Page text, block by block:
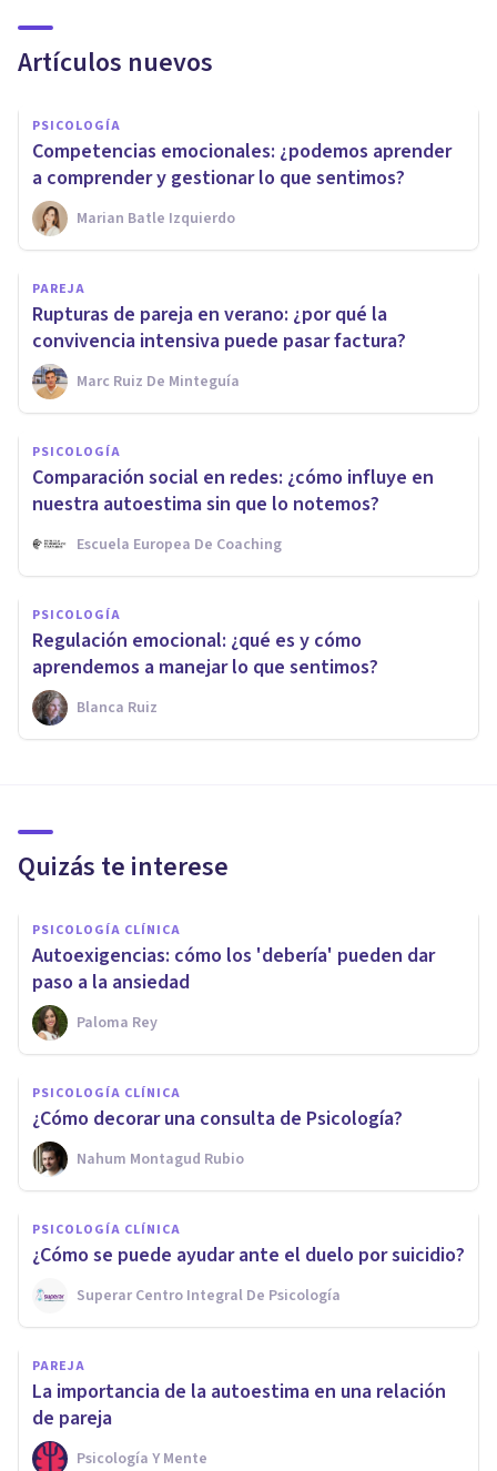
Artículos nuevos
PSICOLOGÍA
Competencias emocionales: ¿podemos aprender
a comprender y gestionar lo que sentimos?
Marian Batle Izquierdo
PAREJA
Rupturas de pareja en verano: ¿por qué la
convivencia intensiva puede pasar factura?
Marc Ruiz De Minteguía
PSICOLOGÍA
Comparación social en redes: ¿cómo influye en
nuestra autoestima sin que lo notemos?
Escuela Europea De Coaching
PSICOLOGÍA
Regulación emocional: ¿qué es y cómo
aprendemos a manejar lo que sentimos?
Blanca Ruiz
Quizás te interese
PSICOLOGÍA CLÍNICA
Autoexigencias: cómo los 'debería' pueden dar
paso a la ansiedad
Paloma Rey
PSICOLOGÍA CLÍNICA
¿Cómo decorar una consulta de Psicología?
Nahum Montagud Rubio
PSICOLOGÍA CLÍNICA
¿Cómo se puede ayudar ante el duelo por suicidio?
Superar Centro Integral De Psicología
PAREJA
La importancia de la autoestima en una relación
de pareja
Psicología Y Mente